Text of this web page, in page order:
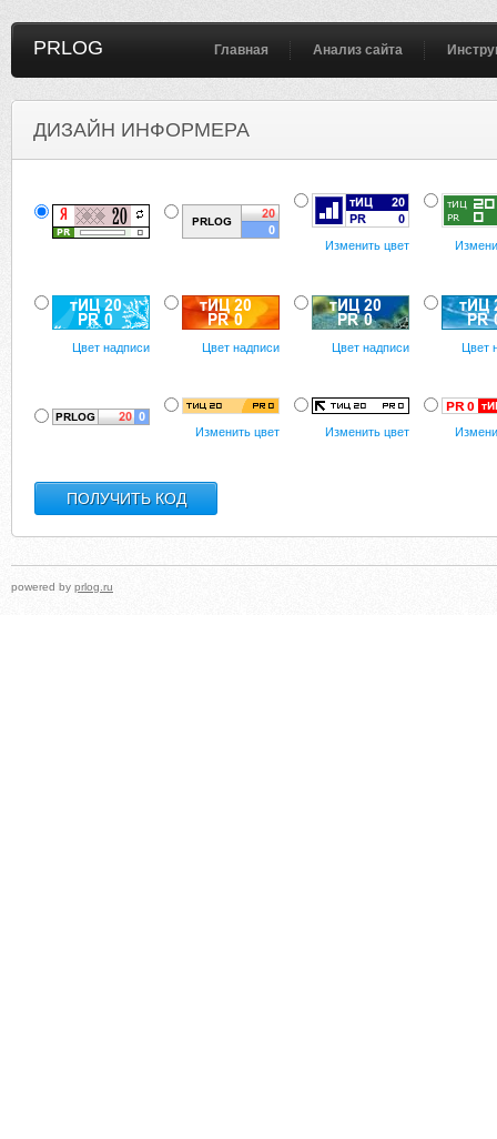
PRLOG Главная Анализ сайта
ДИЗАЙН ИНФОРМЕРА
Изменить цвет
Цвет надписи Цвет надписи Цвет надписи Цвет
Изменить цвет Изменить цвет
powered by prlog.ru